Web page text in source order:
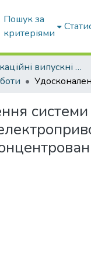
Пошук за
критеріями
Кваліфікаційні випускні роботи бакалаврів і магістрів
системи